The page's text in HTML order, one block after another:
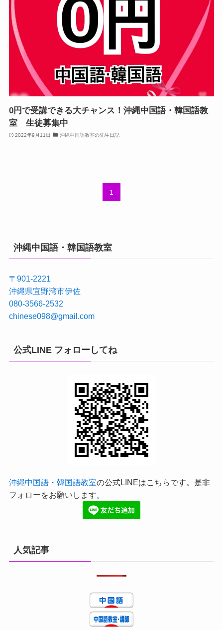
0円で受講できる大チャンス！沖縄中国語・韓国語教
室 生徒募集中
2022年9月11日 沖縄中国語教室の先生日記
1
沖縄中国語・韓国語教室
〒901-2221
沖縄県宜野湾市伊佐
080-3566-2532
chinese098@gmail.com
公式LINE フォローしてね
沖縄中国語・韓国語教室の公式LINEはこちらです。是非
フォローをお願いします。
人気記事